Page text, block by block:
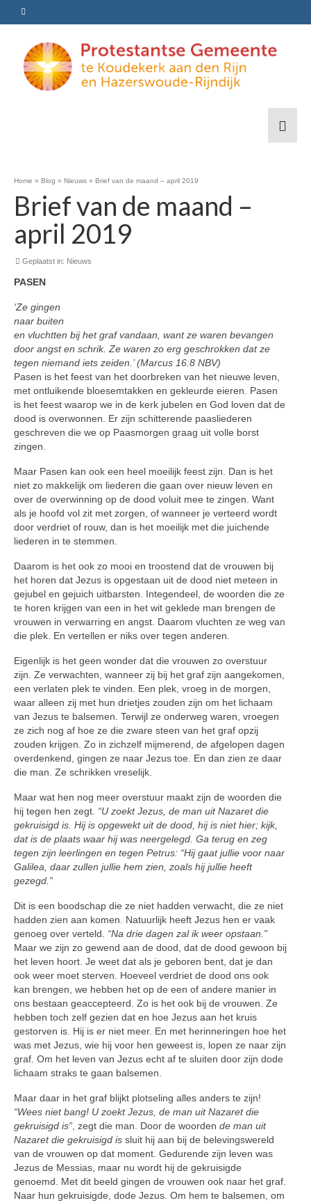
Home » Blog » Nieuws » Brief van de maand – april 2019
Brief van de maand –
april 2019
Geplaatst in: Nieuws
PASEN
‘Ze gingen
naar buiten
en vluchtten bij het graf vandaan, want ze waren bevangen
door angst en schrik. Ze waren zo erg geschrokken dat ze
tegen niemand iets zeiden.’ (Marcus 16:8 NBV)
Pasen is het feest van het doorbreken van het nieuwe leven,
met ontluikende bloesemtakken en gekleurde eieren. Pasen
is het feest waarop we in de kerk jubelen en God loven dat de
dood is overwonnen. Er zijn schitterende paas­liederen
geschreven die we op Paas­morgen graag uit volle borst
zingen.
Maar Pasen kan ook een heel moeilijk feest zijn. Dan is het
niet zo makkelijk om liederen die gaan over nieuw leven en
over de overwinning op de dood voluit mee te zingen. Want
als je hoofd vol zit met zorgen, of wanneer je verteerd wordt
door verdriet of rouw, dan is het moeilijk met die juichende
liederen in te stemmen.
Daarom is het ook zo mooi en troostend dat de vrouwen bij
het horen dat Jezus is opgestaan uit de dood niet meteen in
gejubel en gejuich uitbarsten. Integendeel, de woorden die ze
te horen krijgen van een in het wit geklede man brengen de
vrouwen in verwarring en angst. Daarom vluchten ze weg van
die plek. En vertellen er niks over tegen anderen.
Eigenlijk is het geen wonder dat die vrouwen zo overstuur
zijn. Ze ver­wachten, wanneer zij bij het graf zijn aangekomen,
een verlaten plek te vinden. Een plek, vroeg in de mor­gen,
waar alleen zij met hun drietjes zouden zijn om het lichaam
van Jezus te balsemen. Terwijl ze onder­weg waren, vroegen
ze zich nog af hoe ze die zware steen van het graf opzij
zouden krijgen. Zo in zichzelf mijmerend, de afgelopen dagen
overdenkend, gingen ze naar Jezus toe. En dan zien ze daar
die man. Ze schrikken vreselijk.
Maar wat hen nog meer overstuur maakt zijn de woorden die
hij tegen hen zegt. “U zoekt Jezus, de man uit Nazaret die
gekruisigd is. Hij is opge­wekt uit de dood, hij is niet hier; kijk,
dat is de plaats waar hij was neer­gelegd. Ga terug en zeg
tegen zijn leerlingen en tegen Petrus: “Hij gaat jullie voor naar
Galilea, daar zullen jullie hem zien, zoals hij jullie heeft
gezegd.”
Dit is een boodschap die ze niet hadden verwacht, die ze niet
hadden zien aan komen. Natuurlijk heeft Jezus hen er vaak
genoeg over verteld. “Na drie dagen zal ik weer opstaan.”
Maar we zijn zo gewend aan de dood, dat de dood gewoon bij
het leven hoort. Je weet dat als je geboren bent, dat je dan
ook weer moet sterven. Hoeveel verdriet de dood ons ook
kan brengen, we heb­ben het op de een of andere manier in
ons bestaan geaccepteerd. Zo is het ook bij de vrouwen. Ze
hebben toch zelf gezien dat en hoe Jezus aan het kruis
gestorven is. Hij is er niet meer. En met herinneringen hoe het
was met Jezus, wie hij voor hen geweest is, lopen ze naar zijn
graf. Om het leven van Jezus echt af te sluiten door zijn dode
lichaam straks te gaan balsemen.
Maar daar in het graf blijkt plotseling alles anders te zijn!
“Wees niet bang! U zoekt Jezus, de man uit Nazaret die
gekruisigd is” , zegt die man. Door de woorden de man uit
Nazaret die gekruisigd is sluit hij aan bij de belevingswereld
van de vrouwen op dat moment. Gedurende zijn leven was
Jezus de Messias, maar nu wordt hij de gekruisigde
genoemd. Met dit beeld gingen de vrouwen ook naar het graf.
Naar hun gekrui­sigde, dode Jezus. Om hem te balse­men, om